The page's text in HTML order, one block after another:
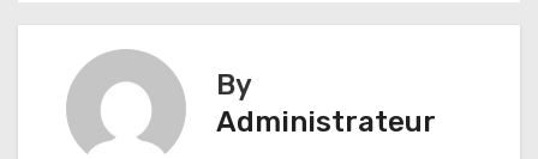
l’article
By
Administrateur